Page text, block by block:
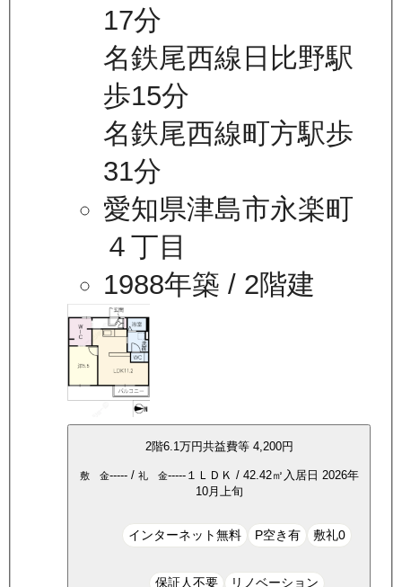
17分
名鉄尾西線日比野駅
歩15分
名鉄尾西線町方駅歩
31分
愛知県津島市永楽町
４丁目
1988年築 / 2階建
2階6.1万円共益費等 4,200円
敷 金-----/ 礼 金-----１ＬＤＫ / 42.42㎡ 入居日 2026年
10月上旬
インターネット無料 P空き有 敷礼0
保証人不要 リノベーション